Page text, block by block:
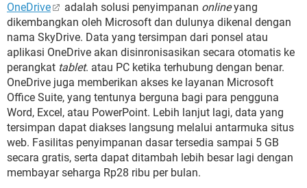
OneDrive adalah solusi penyimpanan onlineyang
dikembangkan oleh Microsoft dan dulunya dikenal dengan
nama SkyDrive. Data yang tersimpan dari ponsel atau
aplikasi OneDrive akan disinronisasikan secara otomatis ke
perangkat tablet. atau PC ketika terhubung dengan benar.
OneDrive juga memberikan akses ke layanan Microsoft
Office Suite, yang tentunya berguna bagi para pengguna
Word, Excel, atau PowerPoint. Lebih lanjut lagi, data yang
tersimpan dapat diakses langsung melalui antarmuka situs
web. Fasilitas penyimpanan dasar tersedia sampai 5 GB
secara gratis, serta dapat ditambah lebih besar lagi dengan
membayar seharga Rp28 ribu per bulan.